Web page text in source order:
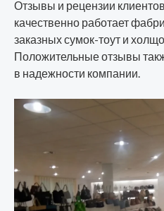
Отзывы и рецензии
качественно работает
заказных сумок-тоут и
Положительные отзывы
в надежности компании.